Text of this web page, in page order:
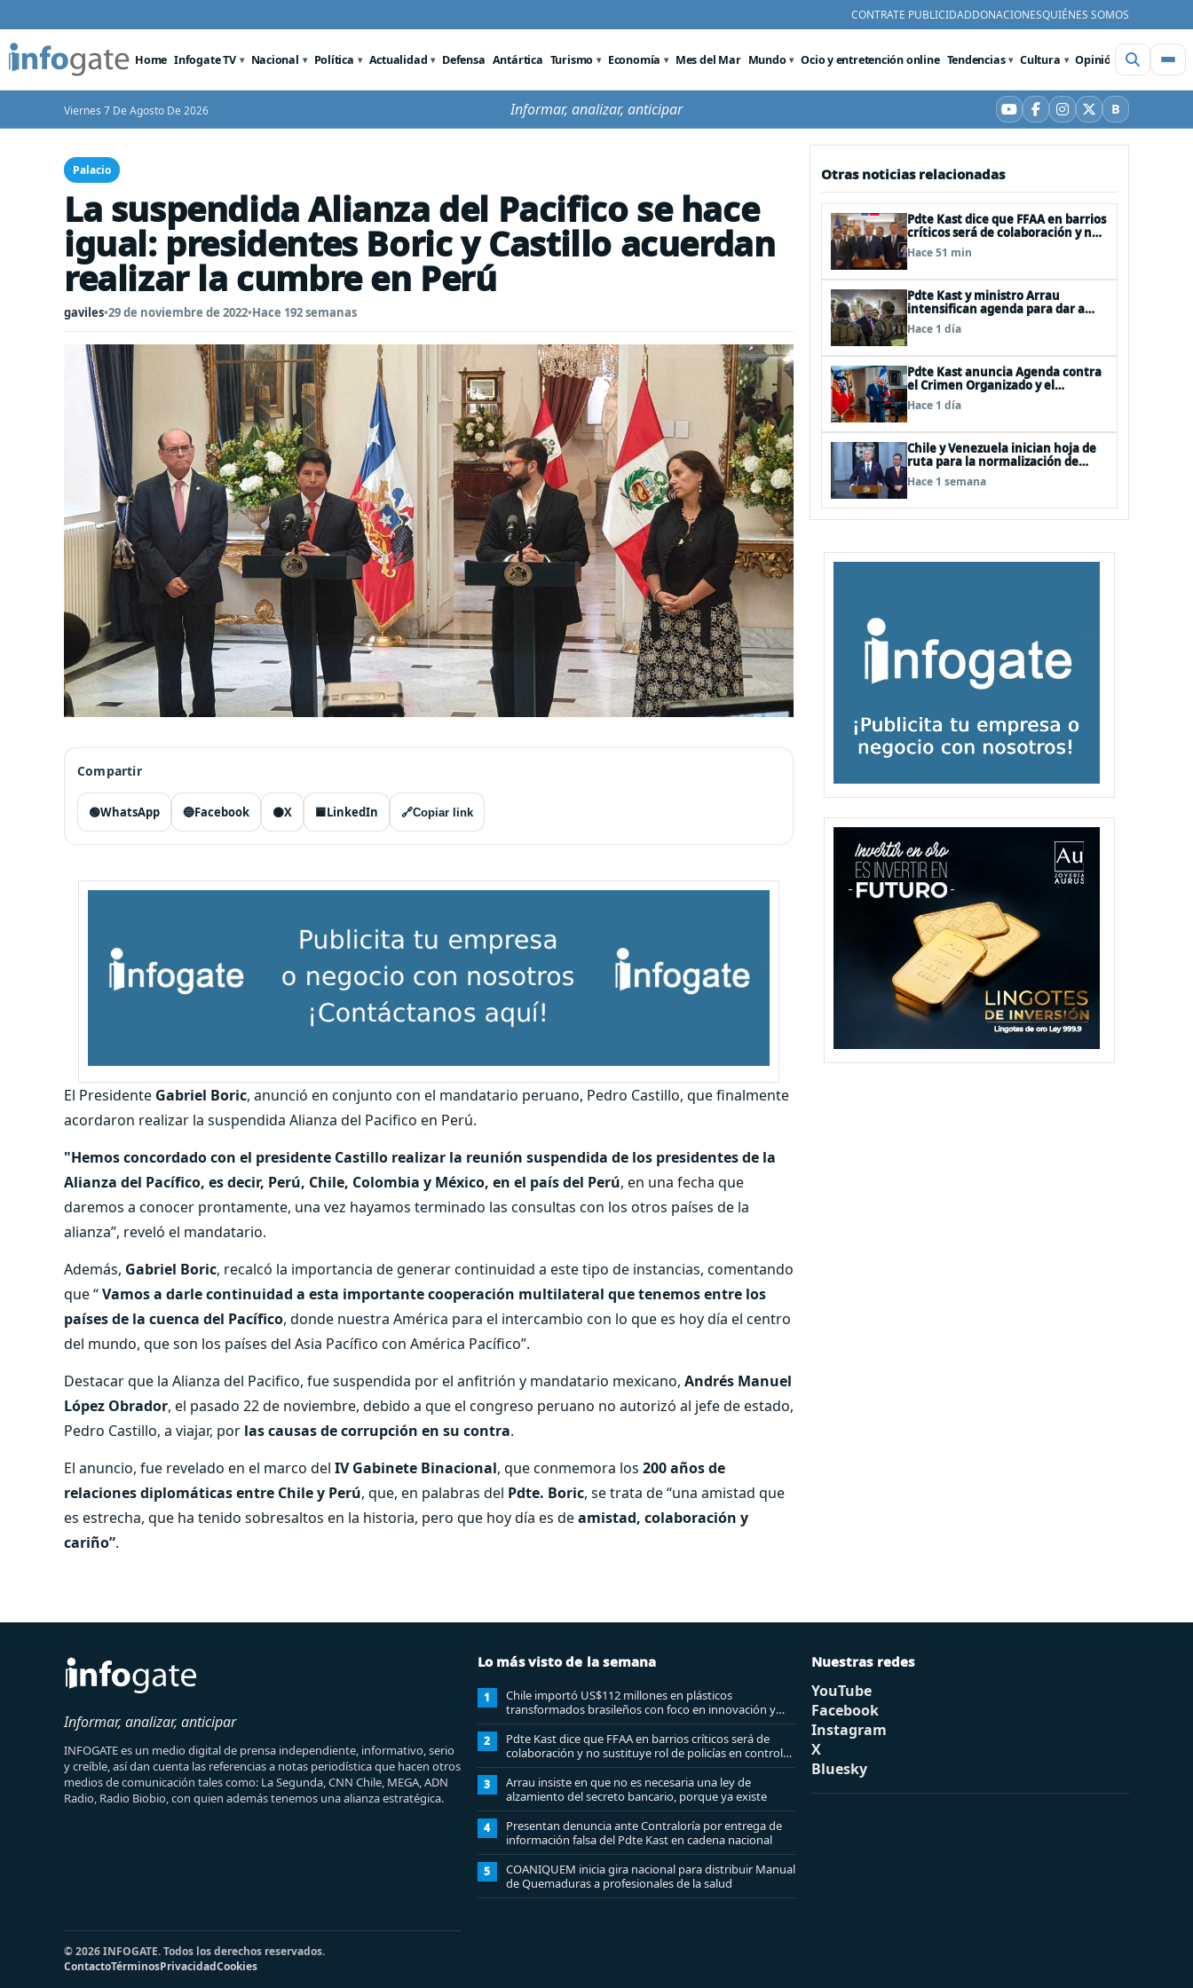
CONTRATE PUBLICIDADDONACIONESQUIÉNES SOMOS
Home Infogate TV Nacional Política Actualidad Defensa Antártica Turismo Economía Mes del Mar Mundo Ocio y entretención online Tendencias Cultura Opinión Videos
Viernes 7 De Agosto De 2026 Informar, analizar, anticipar YouTube
Facebook
Instagram
X BBluesky
Palacio
La suspendida Alianza del Pacifico se hace
igual: presidentes Boric y Castillo acuerdan
realizar la cumbre en Perú
gaviles•29 de noviembre de 2022•Hace 192 semanas
Compartir
🟢WhatsApp 🔵Facebook ⚫X 🟦LinkedIn 🔗Copiar link
El Presidente Gabriel Boric, anunció en conjunto con el mandatario peruano, Pedro Castillo, que finalmente
acordaron realizar la suspendida Alianza del Pacifico en Perú.
"Hemos concordado con el presidente Castillo realizar la reunión suspendida de los presidentes de la
Alianza del Pacífico, es decir, Perú, Chile, Colombia y México, en el país del Perú, en una fecha que
daremos a conocer prontamente, una vez hayamos terminado las consultas con los otros países de la
alianza”, reveló el mandatario.
Además, Gabriel Boric, recalcó la importancia de generar continuidad a este tipo de instancias, comentando
que “Vamos a darle continuidad a esta importante cooperación multilateral que tenemos entre los
países de la cuenca del Pacífico, donde nuestra América para el intercambio con lo que es hoy día el centro
del mundo, que son los países del Asia Pacífico con América Pacífico”.
Destacar que la Alianza del Pacifico, fue suspendida por el anfitrión y mandatario mexicano, Andrés Manuel
López Obrador, el pasado 22 de noviembre, debido a que el congreso peruano no autorizó al jefe de estado,
Pedro Castillo, a viajar, por las causas de corrupción en su contra.
El anuncio, fue revelado en el marco del IV Gabinete Binacional, que conmemora los 200 años de
relaciones diplomáticas entre Chile y Perú, que, en palabras del Pdte. Boric, se trata de “una amistad que
es estrecha, que ha tenido sobresaltos en la historia, pero que hoy día es deamistad, colaboración y
cariño”.
Otras noticias relacionadas
Pdte Kast dice que FFAA en barrios
críticos será de colaboración y no
sustituye rol de policías en control
del orden público
Hace 51 min
Pdte Kast y ministro Arrau
intensifican agenda para dar a
conocer su ACOT
Hace 1 día
Pdte Kast anuncia Agenda contra
el Crimen Organizado y el
Terrorismo (ACOT)
Hace 1 día
Chile y Venezuela inician hoja de
ruta para la normalización de
relaciones
Hace 1 semana
Informar, analizar, anticipar
INFOGATE es un medio digital de prensa independiente, informativo, serio
y creíble, así dan cuenta las referencias a notas periodística que hacen otros
medios de comunicación tales como: La Segunda, CNN Chile, MEGA, ADN
Radio, Radio Biobio, con quien además tenemos una alianza estratégica.
Lo más visto de la semana
1
Chile importó US$112 millones en plásticos
transformados brasileños con foco en innovación y
sostenibilidad
2
Pdte Kast dice que FFAA en barrios críticos será de
colaboración y no sustituye rol de policías en control
del orden público
3
Arrau insiste en que no es necesaria una ley de
alzamiento del secreto bancario, porque ya existe
4
Presentan denuncia ante Contraloría por entrega de
información falsa del Pdte Kast en cadena nacional
5
COANIQUEM inicia gira nacional para distribuir Manual
de Quemaduras a profesionales de la salud
Nuestras redes
YouTube
Facebook
Instagram
X
Bluesky
© 2026 INFOGATE. Todos los derechos reservados.
ContactoTérminosPrivacidadCookies